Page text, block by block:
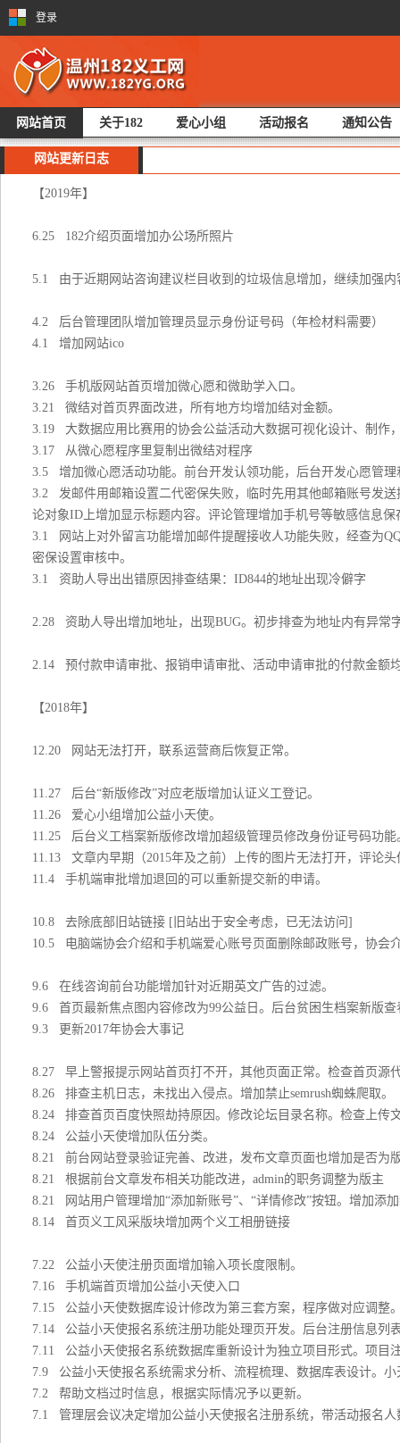
登录
网站首页 关于182 爱心小组 活动报名 通知公告
网站更新日志
【2019年】
6.25 182介绍页面增加办公场所照片
5.1 由于近期网站咨询建议栏目收到的垃圾信息增加，继续加强内
4.2 后台管理团队增加管理员显示身份证号码（年检材料需要）
4.1 增加网站ico
3.26 手机版网站首页增加微心愿和微助学入口。
3.21 微结对首页界面改进，所有地方均增加结对金额。
3.19 大数据应用比赛用的协会公益活动大数据可视化设计、制作
3.17 从微心愿程序里复制出微结对程序
3.5 增加微心愿活动功能。前台开发认领功能，后台开发心愿管理
3.2 发邮件用邮箱设置二代密保失败，临时先用其他邮箱账号发
论对象ID上增加显示标题内容。评论管理增加手机号等敏感信息
3.1 网站上对外留言功能增加邮件提醒接收人功能失败，经查为
密保设置审核中。
3.1 资助人导出出错原因排查结果：ID844的地址出现冷僻字
2.28 资助人导出增加地址，出现BUG。初步排查为地址内有异常
2.14 预付款申请审批、报销申请审批、活动申请审批的付款金额
【2018年】
12.20 网站无法打开，联系运营商后恢复正常。
11.27 后台“新版修改”对应老版增加认证义工登记。
11.26 爱心小组增加公益小天使。
11.25 后台义工档案新版修改增加超级管理员修改身份证号码功能
11.13 文章内早期（2015年及之前）上传的图片无法打开，评论
11.4 手机端审批增加退回的可以重新提交新的申请。
10.8 去除底部旧站链接 [旧站出于安全考虑，已无法访问]
10.5 电脑端协会介绍和手机端爱心账号页面删除邮政账号，协会
9.6 在线咨询前台功能增加针对近期英文广告的过滤。
9.6 首页最新焦点图内容修改为99公益日。后台贫困生档案新版
9.3 更新2017年协会大事记
8.27 早上警报提示网站首页打不开，其他页面正常。检查首页源
8.26 排查主机日志，未找出入侵点。增加禁止semrush蜘蛛爬取。
8.24 排查首页百度快照劫持原因。修改论坛目录名称。检查上传
8.24 公益小天使增加队伍分类。
8.21 前台网站登录验证完善、改进，发布文章页面也增加是否为
8.21 根据前台文章发布相关功能改进，admin的职务调整为版主
8.21 网站用户管理增加“添加新账号”、“详情修改”按钮。增加添
8.14 首页义工风采版块增加两个义工相册链接
7.22 公益小天使注册页面增加输入项长度限制。
7.16 手机端首页增加公益小天使入口
7.15 公益小天使数据库设计修改为第三套方案，程序做对应调整
7.14 公益小天使报名系统注册功能处理页开发。后台注册信息列
7.11 公益小天使报名系统数据库重新设计为独立项目形式。项目
7.9 公益小天使报名系统需求分析、流程梳理、数据库表设计。小
7.2 帮助文档过时信息，根据实际情况予以更新。
7.1 管理层会议决定增加公益小天使报名注册系统，带活动报名